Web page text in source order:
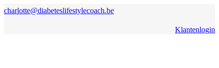
charlotte@diabeteslifestylecoach.be
Klantenlogin